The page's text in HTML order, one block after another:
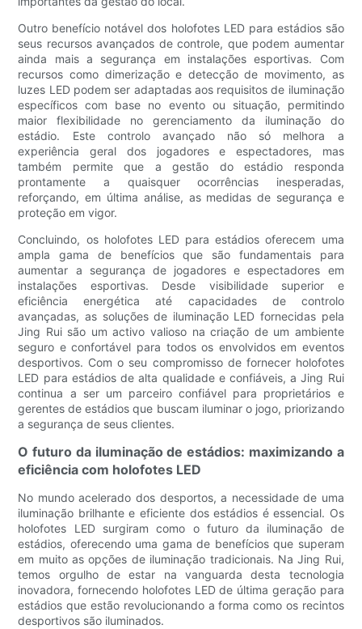
Outro benefício notável dos holofotes LED para estádios são
seus recursos avançados de controle, que podem aumentar
ainda mais a segurança em instalações esportivas. Com
recursos como dimerização e detecção de movimento, as
luzes LED podem ser adaptadas aos requisitos de iluminação
específicos com base no evento ou situação, permitindo
maior flexibilidade no gerenciamento da iluminação do
estádio. Este controlo avançado não só melhora a
experiência geral dos jogadores e espectadores, mas
também permite que a gestão do estádio responda
prontamente a quaisquer ocorrências inesperadas,
reforçando, em última análise, as medidas de segurança e
proteção em vigor.
Concluindo, os holofotes LED para estádios oferecem uma
ampla gama de benefícios que são fundamentais para
aumentar a segurança de jogadores e espectadores em
instalações esportivas. Desde visibilidade superior e
eficiência energética até capacidades de controlo
avançadas, as soluções de iluminação LED fornecidas pela
Jing Rui são um activo valioso na criação de um ambiente
seguro e confortável para todos os envolvidos em eventos
desportivos. Com o seu compromisso de fornecer holofotes
LED para estádios de alta qualidade e confiáveis, a Jing Rui
continua a ser um parceiro confiável para proprietários e
gerentes de estádios que buscam iluminar o jogo, priorizando
a segurança de seus clientes.
O futuro da iluminação de estádios: maximizando a
eficiência com holofotes LED
No mundo acelerado dos desportos, a necessidade de uma
iluminação brilhante e eficiente dos estádios é essencial. Os
holofotes LED surgiram como o futuro da iluminação de
estádios, oferecendo uma gama de benefícios que superam
em muito as opções de iluminação tradicionais. Na Jing Rui,
temos orgulho de estar na vanguarda desta tecnologia
inovadora, fornecendo holofotes LED de última geração para
estádios que estão revolucionando a forma como os recintos
desportivos são iluminados.